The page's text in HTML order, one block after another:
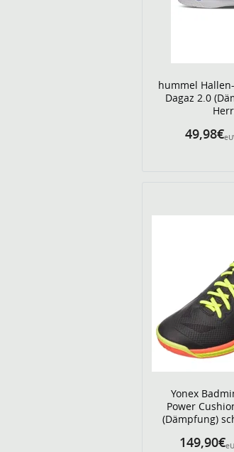
hummel
Dagaz 2.0
49,98€
Yonex
Power
(Dämpfung)
149,90€